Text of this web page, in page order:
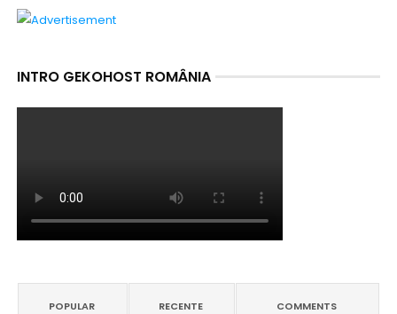
INTRO GEKOHOST ROMÂNIA
POPULAR RECENTE COMMENTS